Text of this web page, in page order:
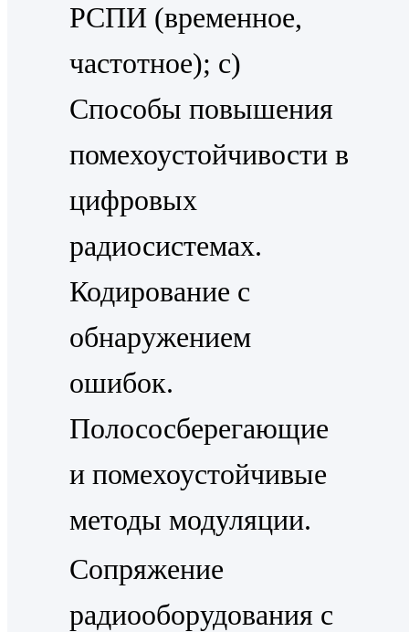
РСПИ (временное,
частотное); c)
Способы повышения
помехоустойчивости в
цифровых
радиосистемах.
Кодирование с
обнаружением
ошибок.
Полососберегающие
и помехоустойчивые
методы модуляции.
Сопряжение
радиооборудования с